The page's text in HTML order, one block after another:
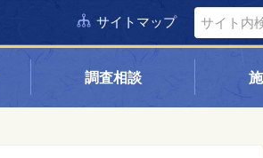
サイトマップ
調査相談